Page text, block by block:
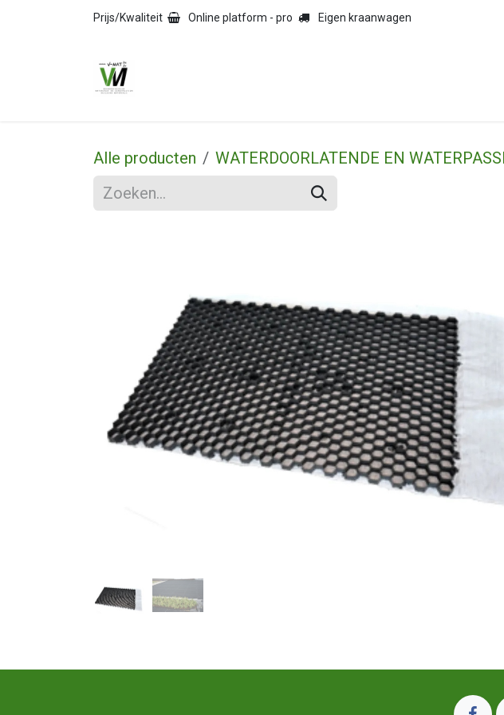
Overslaan naar inhoud
Prijs/Kwaliteit Online platform - pro Eigen kraanwagen
Alle producten WATERDOORLATENDE EN